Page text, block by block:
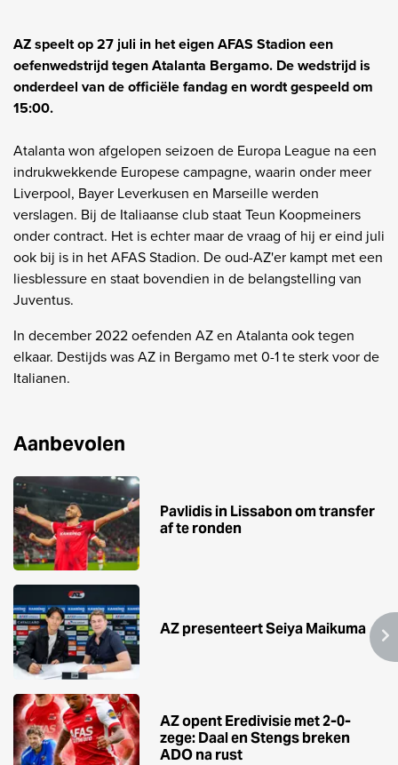
AZ speelt op 27 juli in het eigen AFAS Stadion een
oefenwedstrijd tegen Atalanta Bergamo. De wedstrijd is
onderdeel van de officiële fandag en wordt gespeeld om
15:00.
Atalanta won afgelopen seizoen de Europa League na een
indrukwekkende Europese campagne, waarin onder meer
Liverpool, Bayer Leverkusen en Marseille werden
verslagen. Bij de Italiaanse club staat Teun Koopmeiners
onder contract. Het is echter maar de vraag of hij er eind juli
ook bij is in het AFAS Stadion. De oud-AZ'er kampt met een
liesblessure en staat bovendien in de belangstelling van
Juventus.
In december 2022 oefenden AZ en Atalanta ook tegen
elkaar. Destijds was AZ in Bergamo met 0-1 te sterk voor de
Italianen.
Aanbevolen
Pavlidis in Lissabon om transfer
af te ronden
AZ presenteert Seiya Maikuma
AZ opent Eredivisie met 2-0-
zege: Daal en Stengs breken
ADO na rust